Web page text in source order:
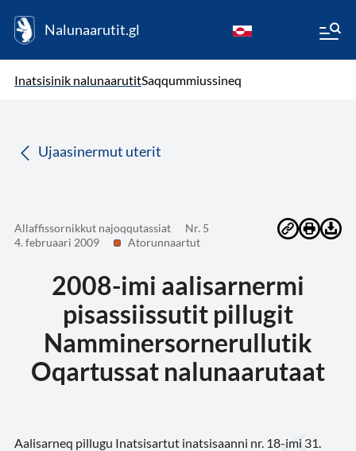
Nalunaarutit.gl
Inatsisinik nalunaarutitSaqqummiussineq
Ujaasinermut uterit
Allaffissornikkut najoqqutassiat
Nr. 5
4. februaari 2009
Atorunnaartut
2008-imi aalisarnermi
pisassiissutit pillugit
Namminersornerullutik
Oqartussat nalunaarutaat
Aalisarneq pillugu Inatsisartut inatsisaanni nr. 18-imi 31.